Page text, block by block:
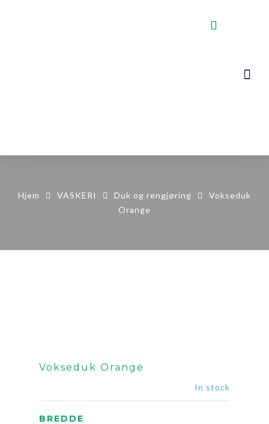
Hjem VASKERI Duk og rengjøring
Vokseduk
Orange
Vokseduk Orange
In stock
BREDDE